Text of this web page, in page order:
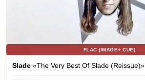
FLAC (IMAGE+.CUE)
Slade «The Very Best Of Slade (Reissue)»